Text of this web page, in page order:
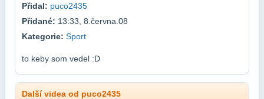
Přidal: puco2435
Přidané: 13:33, 8.června.08
Kategorie: Sport
to keby som vedel :D
Další videa od puco2435